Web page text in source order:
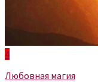
4
Любовная магия